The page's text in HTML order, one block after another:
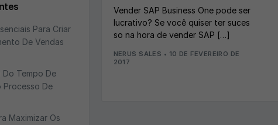
Para Criar
De Vendas
Do Tempo De
Processo De
Maximizar Os
Vender SAP Business One pode ser
lucrativo? Se você quiser ter suces
so na hora de vender SAP […]
NERUS SALES • 10 DE FEVEREIRO DE
2017